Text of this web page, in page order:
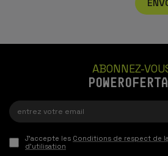
ABONNEZ-
J'accepte les Conditions de respect de
d'utilisation